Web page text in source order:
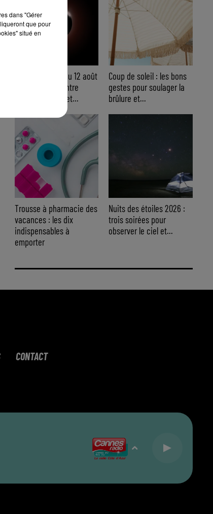
Éclipse solaire du 12 août
: où l’observer entre
Cannes et Nice et...
Coup de soleil : les bons
gestes pour soulager la
brûlure et...
Trousse à pharmacie des
vacances : les dix
indispensables à
emporter
Nuits des étoiles 2026 :
trois soirées pour
observer le ciel et...
CONTACT
dans "Gérer
que pour
situé en